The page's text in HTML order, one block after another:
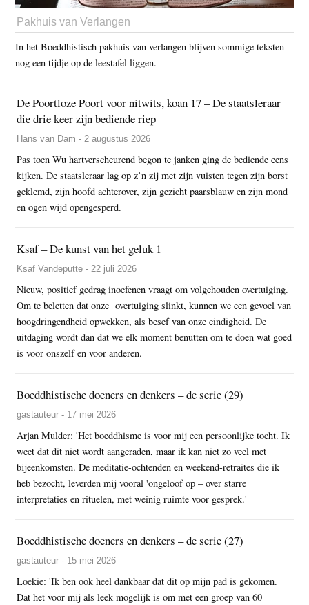
Pakhuis van Verlangen
In het Boeddhistisch pakhuis van verlangen blijven sommige teksten
nog een tijdje op de leestafel liggen.
De Poortloze Poort voor nitwits, koan 17 – De staatsleraar
die drie keer zijn bediende riep
Hans van Dam - 2 augustus 2026
Pas toen Wu hartverscheurend begon te janken ging de bediende eens
kijken. De staatsleraar lag op z’n zij met zijn vuisten tegen zijn borst
geklemd, zijn hoofd achterover, zijn gezicht paarsblauw en zijn mond
en ogen wijd opengesperd.
Ksaf – De kunst van het geluk 1
Ksaf Vandeputte - 22 juli 2026
Nieuw, positief gedrag inoefenen vraagt om volgehouden overtuiging.
Om te beletten dat onze overtuiging slinkt, kunnen we een gevoel van
hoogdringendheid opwekken, als besef van onze eindigheid. De
uitdaging wordt dan dat we elk moment benutten om te doen wat goed
is voor onszelf en voor anderen.
Boeddhistische doeners en denkers – de serie (29)
gastauteur - 17 mei 2026
Arjan Mulder: 'Het boeddhisme is voor mij een persoonlijke tocht. Ik
weet dat dit niet wordt aangeraden, maar ik kan niet zo veel met
bijeenkomsten. De meditatie-ochtenden en weekend-retraites die ik
heb bezocht, leverden mij vooral 'ongeloof op – over starre
interpretaties en rituelen, met weinig ruimte voor gesprek.'
Boeddhistische doeners en denkers – de serie (27)
gastauteur - 15 mei 2026
Loekie: 'Ik ben ook heel dankbaar dat dit op mijn pad is gekomen.
Dat het voor mij als leek mogelijk is om met een groep van 60